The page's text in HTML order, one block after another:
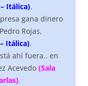
Itálica).
gana dinero
Rojas,
Itálica).
ahí fuera.. en
Acevedo (Sala
.